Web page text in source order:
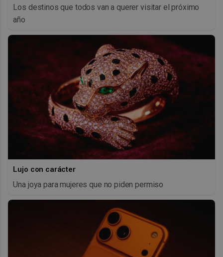
Los destinos que todos van a querer visitar el próximo
año
Lujo con carácter
Una joya para mujeres que no piden permiso